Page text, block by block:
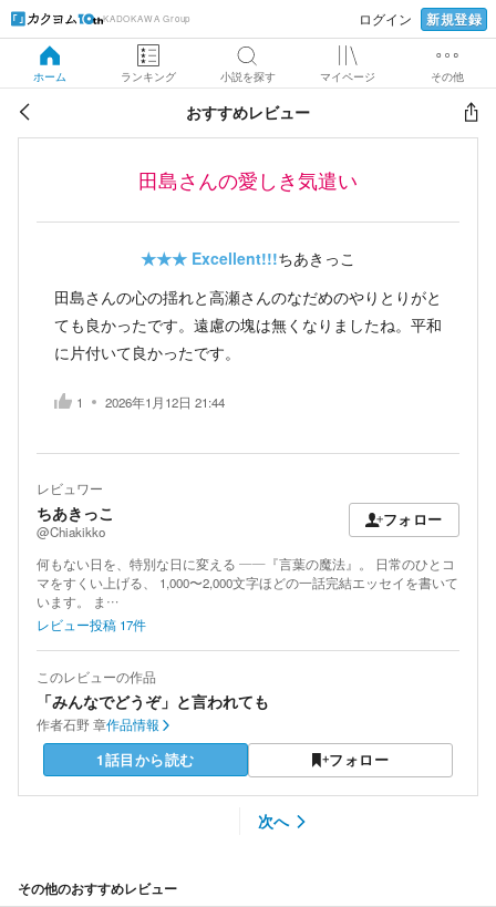
KADOKAWA Group ログイン 新規登録
ホーム ランキング 小説を探す マイページ その他
おすすめレビュー
田島さんの愛しき気遣い
★★★ Excellent!!!ちあきっこ
田島さんの心の揺れと高瀬さんのなだめのやりとりがと
ても良かったです。遠慮の塊は無くなりましたね。平和
に片付いて良かったです。
1 2026年1月12日 21:44
レビュワー
ちあきっこ
@Chiakikko
フォロー
何もない日を、特別な日に変える ――『言葉の魔法』。 日常のひとコ
マをすくい上げる、 1,000〜2,000文字ほどの一話完結エッセイを書いて
います。 ま…
レビュー投稿 17件
このレビューの作品
「みんなでどうぞ」と言われても
作者石野 章作品情報
1話目から読む フォロー
次へ
その他のおすすめレビュー